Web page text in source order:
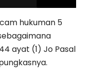
hukuman 5
ayat (1) Jo Pasal